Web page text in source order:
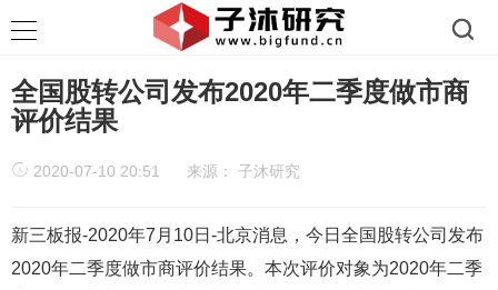
全国股转公司发布2020年二季度做市商
评价结果
2020-07-10 20:51 来源： 子沐研究
新三板报-2020年7月10日-北京消息，今日全国股转公司发布
2020年二季度做市商评价结果。本次评价对象为2020年二季